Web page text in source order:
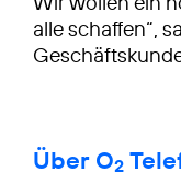
alle schaffen“,
Über O2